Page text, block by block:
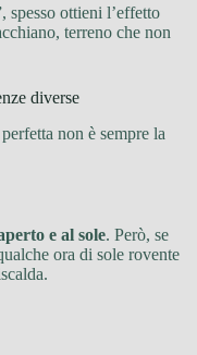
spesso ottieni l’effetto
terreno che non
diverse
non è sempre la
e al sole. Però, se
ora di sole rovente